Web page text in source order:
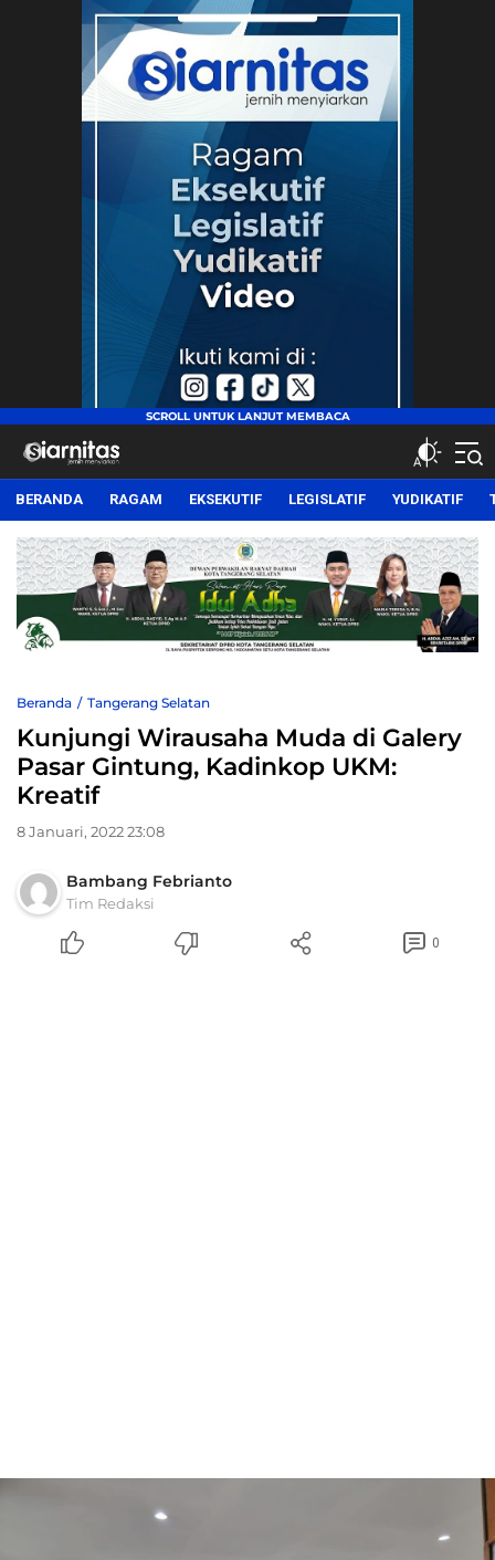
siarnitas
Jernih Menyiarkan
BERANDA RAGAM EKSEKUTIF LEGISLATIF YUDIKATIF
Beranda Tangerang Selatan
Kunjungi Wirausaha Muda di Galery
Pasar Gintung, Kadinkop UKM:
Kreatif
8 Januari, 2022 23:08
Bambang Febrianto
Tim Redaksi
0